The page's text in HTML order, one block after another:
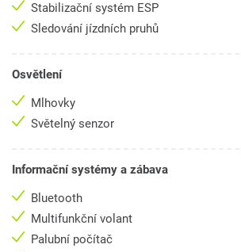
Stabilizační systém ESP
Sledování jízdních pruhů
Osvětlení
Mlhovky
Světelný senzor
Informační systémy a zábava
Bluetooth
Multifunkční volant
Palubní počítač